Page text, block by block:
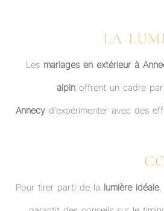
LA
Les mariages en extérieur à
alpinoffrent un cadre
Annecyd’expérimenter avec des
Pour tirer parti de la lumière idéale,